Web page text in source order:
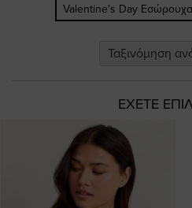
Valentine's Day
ΕΧΕΤΕ